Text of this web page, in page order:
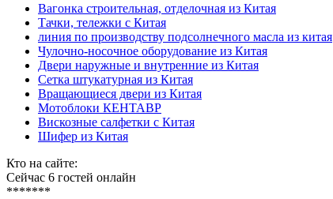
Вагонка строительная, отделочная из Китая
Тачки, тележки с Китая
линия по производству подсолнечного масла из китая
Чулочно-носочное оборудование из Китая
Двери наружные и внутренние из Китая
Сетка штукатурная из Китая
Вращающиеся двери из Китая
Мотоблоки КЕНТАВР
Вискозные салфетки с Китая
Шифер из Китая
Кто на сайте:
Сейчас 6 гостей онлайн
*******